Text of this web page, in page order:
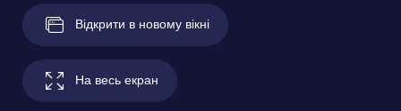
Відкрити в новому вікні
На весь екран